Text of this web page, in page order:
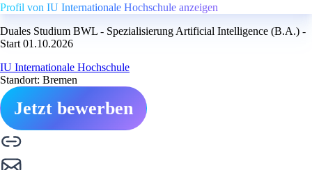
Profil von IU Internationale Hochschule anzeigen
Duales Studium BWL - Spezialisierung Artificial Intelligence (B.A.) -
Start 01.10.2026
IU Internationale Hochschule
Standort: Bremen
Jetzt bewerben